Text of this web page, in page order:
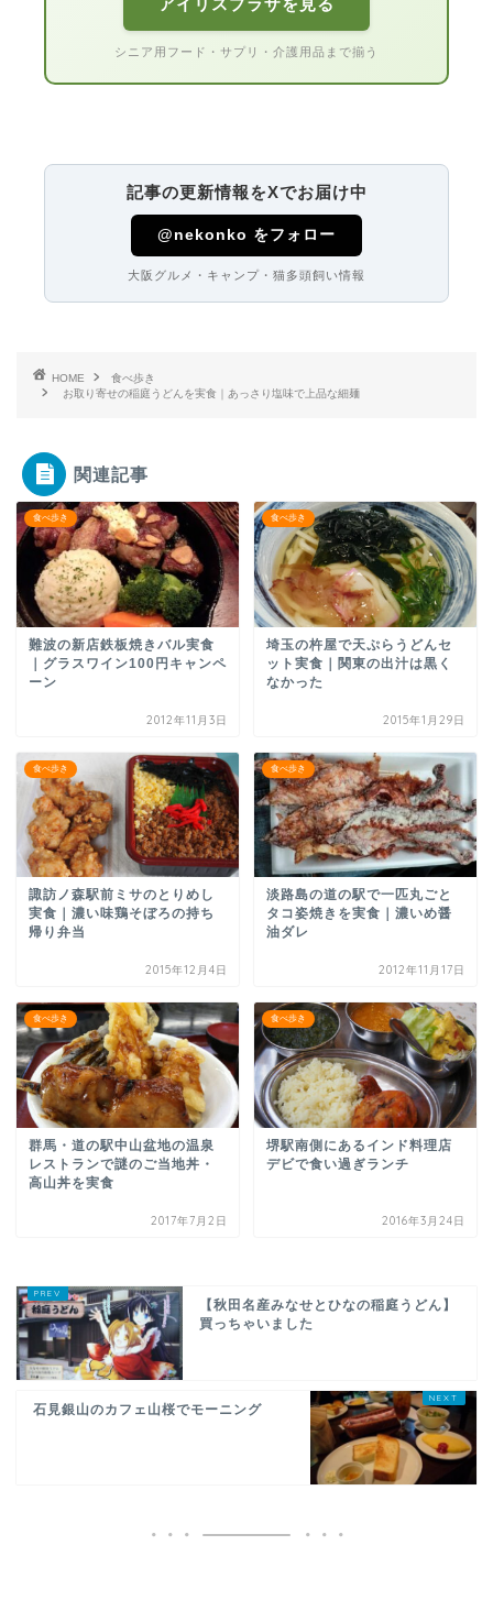
アイリスプラザを見る
シニア用フード・サプリ・介護用品まで揃う
記事の更新情報をXでお届け中
@nekonko をフォロー
大阪グルメ・キャンプ・猫多頭飼い情報
HOME
食べ歩き
お取り寄せの稲庭うどんを実食｜あっさり塩味で上品な細麺
関連記事
食べ歩き
難波の新店鉄板焼きバル実食
｜グラスワイン100円キャンペ
ーン
2012年11月3日
食べ歩き
埼玉の杵屋で天ぷらうどんセ
ット実食｜関東の出汁は黒く
なかった
2015年1月29日
食べ歩き
諏訪ノ森駅前ミサのとりめし
実食｜濃い味鶏そぼろの持ち
帰り弁当
2015年12月4日
食べ歩き
淡路島の道の駅で一匹丸ごと
タコ姿焼きを実食｜濃いめ醤
油ダレ
2012年11月17日
食べ歩き
群馬・道の駅中山盆地の温泉
レストランで謎のご当地丼・
高山丼を実食
2017年7月2日
食べ歩き
堺駅南側にあるインド料理店
デビで食い過ぎランチ
2016年3月24日
【秋田名産みなせとひなの稲庭うどん】
買っちゃいました
石見銀山のカフェ山桜でモーニング